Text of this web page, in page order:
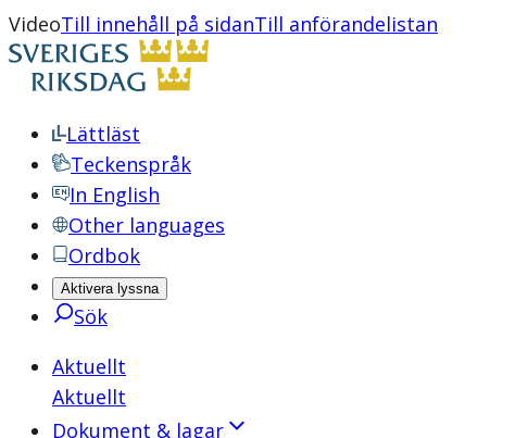
VideoTill innehåll på sidanTill anförandelistan
Lättläst
Teckenspråk
In English
Other languages
Ordbok
Aktivera lyssna
Sök
Aktuellt
Aktuellt
Dokument & lagar